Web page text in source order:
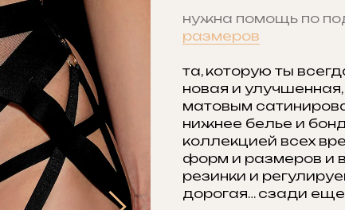
нужна помощь по
размеров
та, которую ты
новая и
матовым
нижнее белье и
коллекцией всех
форм и размеров и
резинки и
дорогая… сзади